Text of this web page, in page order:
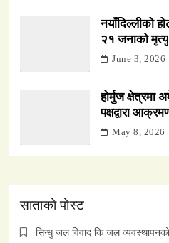
नयाँदिल्लीको
२१ जनाको मृत्यु
June 3, 2026
होर्मुज क्षेत्रमा
पक्षद्वारा
May 8, 2026
साताकाे पाेस्ट
सिन्धु जल विवाद कि जल